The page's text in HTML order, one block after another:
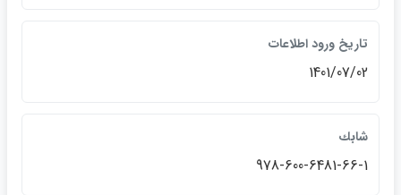
تاريخ ورود اطلاعات
1401/07/02
شابك
978-600-6481-66-1